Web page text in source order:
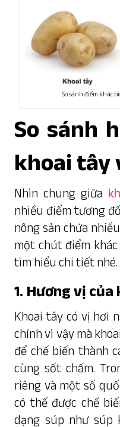
So sánh điểm khác
So sánh
khoai tây
Nhìn chung giữa
nhiều điểm tương
nông sản chứa
một chút điểm
tìm hiểu chi tiết nhé.
1. Hương vị
Khoai tây có vị hơi
chính vì vậy mà
để chế biến thành
cùng sốt chấm.
riêng và một số
có thể được chế
dạng súp như súp